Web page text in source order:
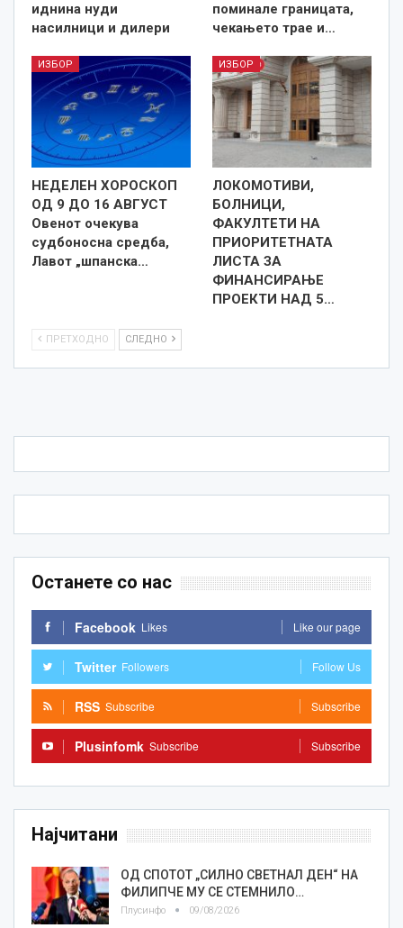
иднина нуди
насилници и дилери
поминале границата,
чекањето трае и…
ИЗБОР
НЕДЕЛЕН ХОРОСКОП
ОД 9 ДО 16 АВГУСТ
Овенот очекува
судбоносна средба,
Лавот „шпанска…
ИЗБОР
ЛОКОМОТИВИ,
БОЛНИЦИ,
ФАКУЛТЕТИ НА
ПРИОРИТЕТНАТА
ЛИСТА ЗА
ФИНАНСИРАЊЕ
ПРОЕКТИ НАД 5…
ПРЕТХОДНО СЛЕДНО
Останете со нас
Facebook Likes Like our page
Twitter Followers Follow Us
RSS Subscribe Subscribe
Plusinfomk Subscribe Subscribe
Најчитани
ОД СПОТОТ „СИЛНО СВЕТНАЛ ДЕН“ НА
ФИЛИПЧЕ МУ СЕ СТЕМНИЛО…
Плусинфо 09/08/2026